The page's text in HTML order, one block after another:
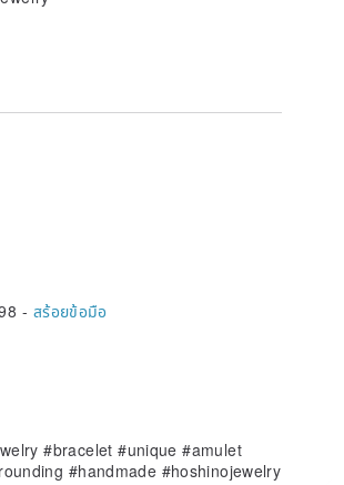
- สร้อยข้อมือ
#bracelet #unique #amulet
#handmade #hoshinojewelry